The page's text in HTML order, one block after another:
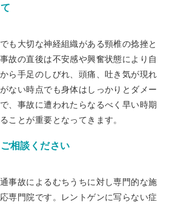
て
も大切な神経組織がある頸椎の捻挫と
故の直後は不安感や興奮状態により自
ら手足のしびれ、頭痛、吐き気が現れ
ない時点でも身体はしっかりとダメー
、事故に遭われたらなるべく早い時期
ことが重要となってきます。
相談ください
事故によるむちうちに対し専門的な施
専門院です。レントゲンに写らない症